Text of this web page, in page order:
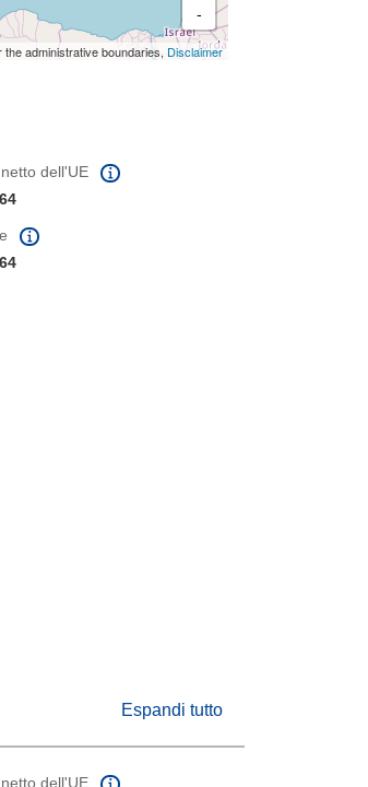
-
administrative boundaries, Disclaimer
dell'UE
Espandi tutto
dell'UE